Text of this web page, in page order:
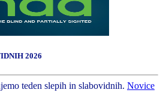
2026
teden slepih in slabovidnih. Novice